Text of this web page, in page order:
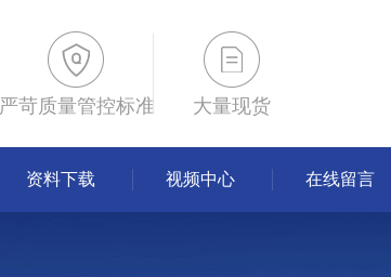
严苛质量管控标准 大量现货
资料下载 视频中心 在线留言